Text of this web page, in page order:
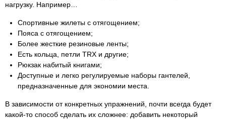
нагрузку. Например…
Спортивные жилеты с отягощением;
Пояса с отягощением;
Более жесткие резиновые ленты;
Есть кольца, петли TRX и другие;
Рюкзак набитый книгами;
Доступные и легко регулируемые наборы гантелей,
предназначенные для экономии места.
В зависимости от конкретных упражнений, почти всегда будет
какой-то способ сделать их сложнее: добавить некоторый